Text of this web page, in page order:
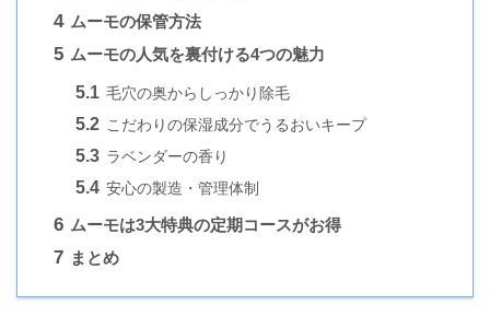
4 ムーモの保管方法
5 ムーモの人気を裏付ける4つの魅力
5.1 毛穴の奥からしっかり除毛
5.2 こだわりの保湿成分でうるおいキープ
5.3 ラベンダーの香り
5.4 安心の製造・管理体制
6 ムーモは3大特典の定期コースがお得
7 まとめ